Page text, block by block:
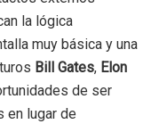
la lógica
muy básica y una
Bill Gates, Elon
de ser
en lugar de